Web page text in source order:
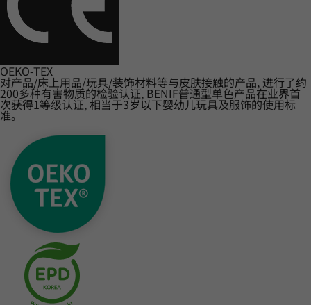
OEKO-TEX
对产品/床上用品/玩具/装饰材料等与皮肤接触的产品, 进行了约
200多种有害物质的检验认证, BENIF普通型单色产品在业界首
次获得1等级认证, 相当于3岁以下婴幼儿玩具及服饰的使用标
准。